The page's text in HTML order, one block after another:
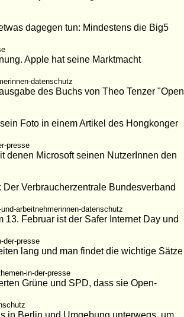
dagegen tun: Mindestens die Big5
Apple hat seine Marktmacht
datenschutz
des Buchs von Theo Tenzer "Open
Foto in einem Artikel des Hongkonger
presse
denen Microsoft seinen NutzerInnen den
Verbraucherzentrale Bundesverband
arbeitnehmerinnen-datenschutz
Februar ist der Safer Internet Day und
der-presse
lang und man findet die wichtige Sätze
in-der-presse
Grüne und SPD, dass sie Open-